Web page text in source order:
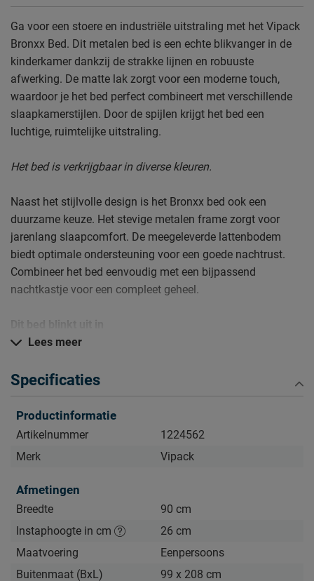
Ga voor een stoere en industriële uitstraling met het Vipack
Bronxx Bed. Dit metalen bed is een echte blikvanger in de
kinderkamer dankzij de strakke lijnen en robuuste
afwerking. De matte lak zorgt voor een moderne touch,
waardoor je het bed perfect combineert met verschillende
slaapkamerstijlen. Door de spijlen krijgt het bed een
luchtige, ruimtelijke uitstraling.
Het bed is verkrijgbaar in diverse kleuren.
Naast het stijlvolle design is het Bronxx bed ook een
duurzame keuze. Het stevige metalen frame zorgt voor
jarenlang slaapcomfort. De meegeleverde lattenbodem
biedt optimale ondersteuning voor een goede nachtrust.
Combineer het bed eenvoudig met een bijpassend
nachtkastje voor een compleet geheel.
Industriële en stoere uitstraling
Inclusief lattenbodem
Verzorging & Garantie
Je nieuwe bed wil je natuurlijk zo lang mogelijk mooi én
schoon houden. Alle schoonmaakinstructies, evenals de
om te weten’.
Lees meer
Specificaties
Productinformatie
Artikelnummer
1224562
Merk
Vipack
Afmetingen
Breedte
90 cm
Instaphoogte in cm
26 cm
Maatvoering
Eenpersoons
Buitenmaat (BxL)
99 x 208 cm